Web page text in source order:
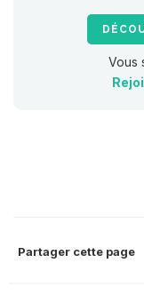
Vous
Partager cette page